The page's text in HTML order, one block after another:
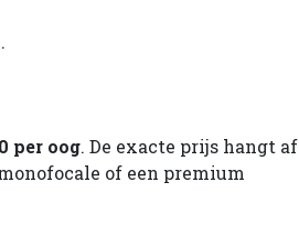
per oog. De exacte prijs hangt af
of een premium